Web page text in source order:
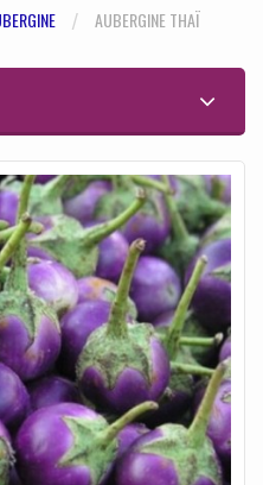
AUBERGINE THAÏ